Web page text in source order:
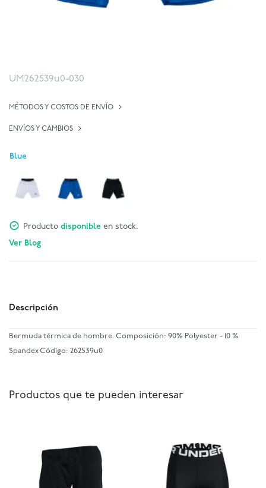
UM262539u0-030
MÉTODOS Y COSTOS DE ENVÍO
ENVÍOS Y CAMBIOS
Blue
Producto disponible en stock.
Ver Blog
Descripción
Bermuda térmica de hombre. Composición: 90% Polyester - 10 %
Spandex Código: 262539u0
Productos que te pueden interesar